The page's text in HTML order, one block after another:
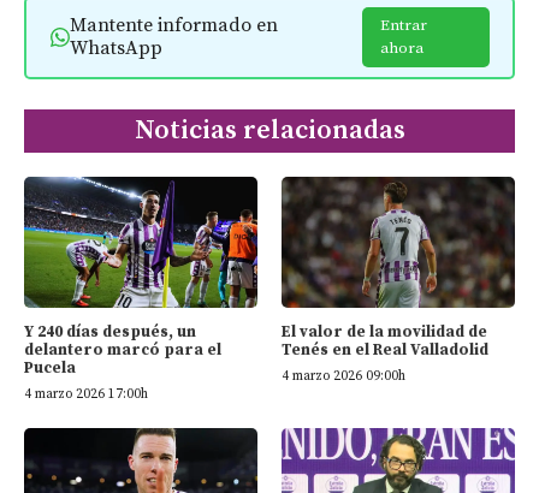
Mantente informado en
WhatsApp
Entrar
ahora
Noticias relacionadas
Y 240 días después, un
delantero marcó para el
Pucela
4 marzo 2026 17:00h
El valor de la movilidad de
Tenés en el Real Valladolid
4 marzo 2026 09:00h